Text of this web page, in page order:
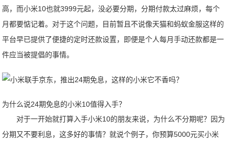
高，而小米10也就3999元起，没必要分期，分期付款太过麻烦，每个
月都要惦记着。对于这个问题，目前暂且不说像天猫和蚂蚁金服这样的
平台早已提供了便捷的定时还款设置，即便是个人每月手动还款都是一
件应当被提倡的事情。
为什么说24期免息的小米10值得入手？
对于一开始就打算入手小米10的朋友来说，为什么不分期呢？因为
分期又不要利息，这多好的事情？就说个例子，你预算5000元买小米